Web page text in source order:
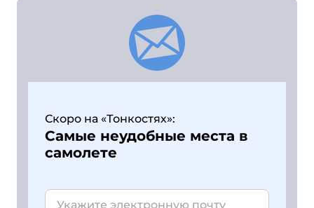
Скоро на «Тонкостях»:
Самые неудобные места в
самолете